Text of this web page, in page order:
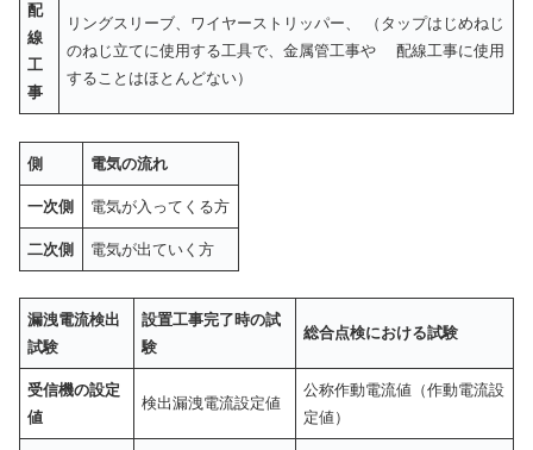
配
線
工
事
リングスリーブ、ワイヤーストリッパー、 （タップはじめねじ
のねじ立てに使用する工具で、金属管工事や 配線工事に使用
することはほとんどない）
側 電気の流れ
一次側 電気が入ってくる方
二次側 電気が出ていく方
漏洩電流検出
試験
設置工事完了時の試
験
総合点検における試験
受信機の設定
値
検出漏洩電流設定値
公称作動電流値（作動電流設
定値）